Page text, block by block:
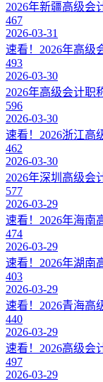
2026年新疆高级会
467
2026-03-31
速看！2026年高级
493
2026-03-30
2026年高级会计职
596
2026-03-30
速看！2026浙江高
462
2026-03-30
2026年深圳高级会
577
2026-03-29
速看！2026年海南
474
2026-03-29
速看！2026年湖南
403
2026-03-29
速看！2026青海高
440
2026-03-29
速看！2026高级会
497
2026-03-29